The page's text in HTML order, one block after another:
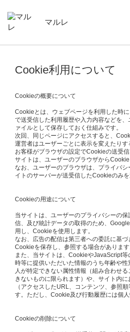
マルレ
Cookie利用について
Cookieの概要について
Cookieとは、ウェブページを利用した時
で送受信した利用履歴や入力内容などを
ァイルとして保存しておく仕組みです。
次回、同じページにアクセスすると、
運営者はユーザーごとに表示を変えたりす
お客様がブラウザの設定でCookieの送受
サイトは、ユーザーのブラウザからCookie
なお、ユーザーのブラウザは、プライバ
イトのサーバーが送受信したCookieのみを
Cookieの用途について
当サイトは、ユーザーのプライバシーの
信、及び統計データの取得のため、
用し、Cookieを使用します。
なお、広告の配信は第三者への委託に基づ
Cookieを保存し、参照する場合があります
また、当サイトは、CookieやJavaScript
時等に提供いただいた情報のうち年齢や
人が特定できない属性情報（組み合わせ
きないものに限られます）や、サイト内
（アクセスしたURL、コンテンツ、参照
す。ただし、Cookie及び行動履歴には個人
Cookieの削除について